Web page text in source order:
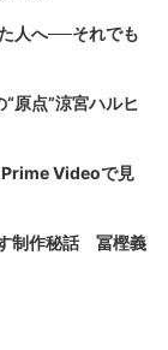
人へ──それでも
原点”涼宮ハルヒ
Prime Videoで見
す制作秘話 冨樫義